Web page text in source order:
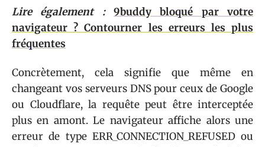
Lire également :
9buddy bloqué par votre
navigateur ? Contourner les erreurs les plus
fréquentes
Concrètement, cela signifie que même en
changeant vos serveurs DNS pour ceux de Google
ou Cloudflare, la requête peut être interceptée
plus en amont. Le navigateur affiche alors une
erreur de type ERR_CONNECTION_REFUSED ou